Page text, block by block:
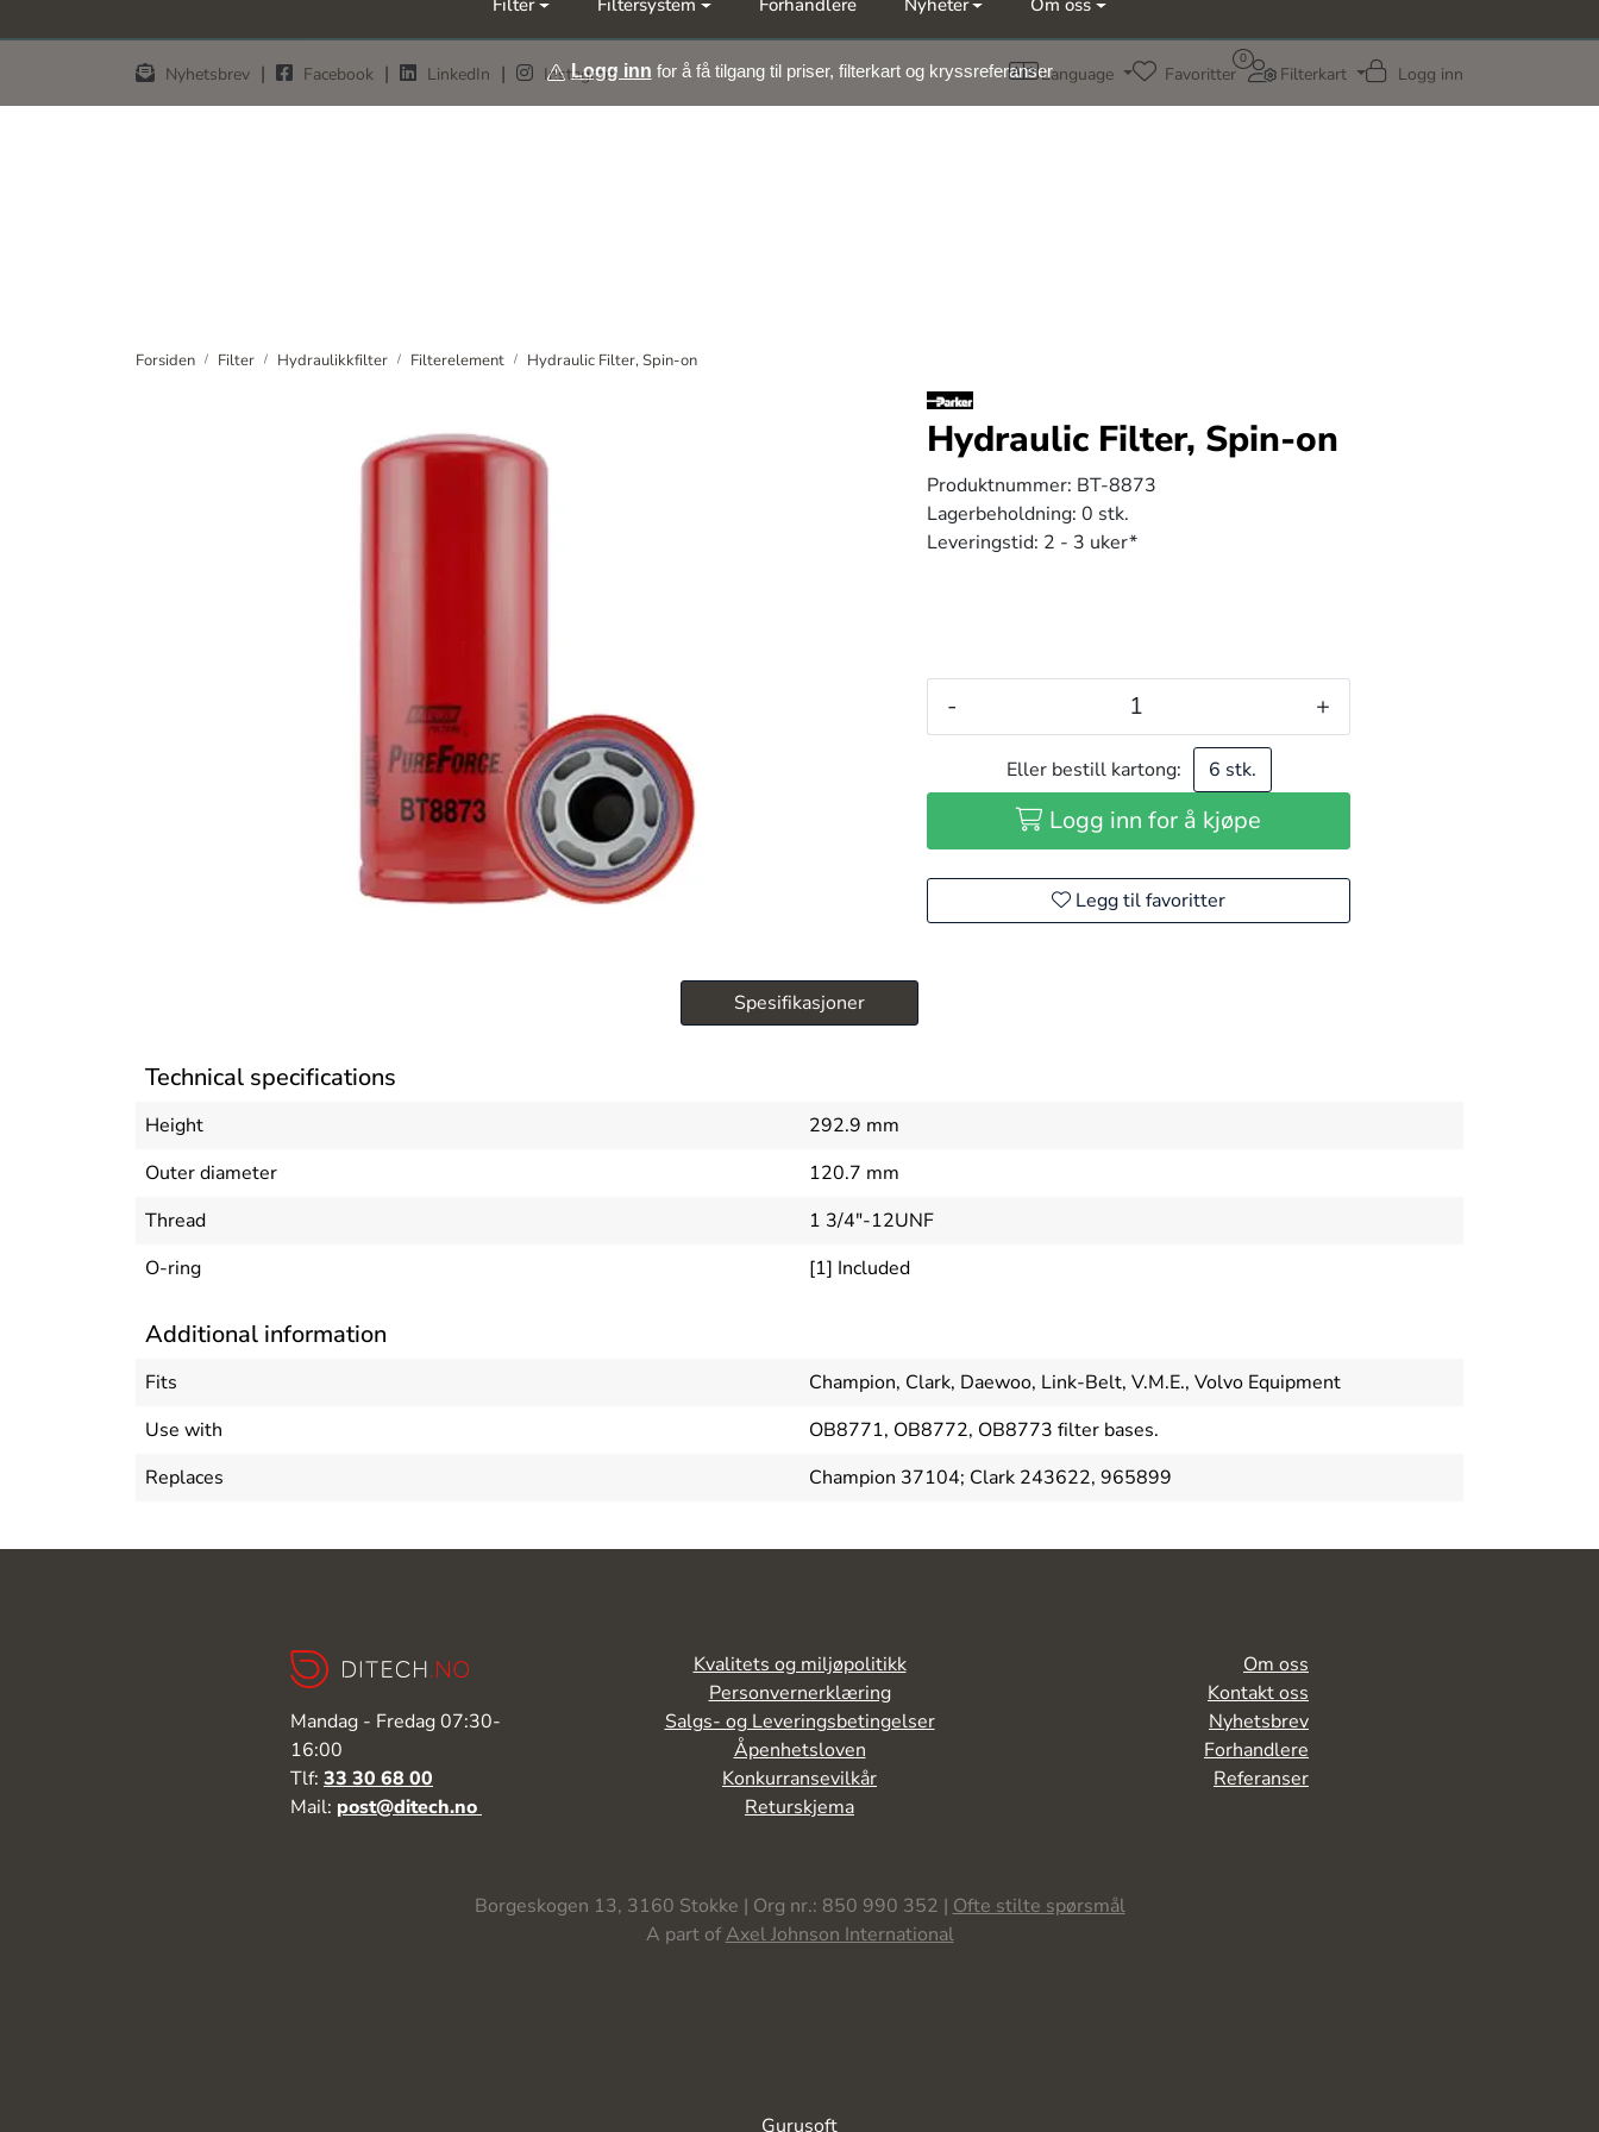
Møt oss på årets messer Nor-Fishing | OTD
Nyhetsbrev | Facebook | LinkedIn | Instagram Language
0
Favoritter Filterkart Logg inn
Filter Filtersystem Forhandlere Nyheter Om oss
Logg inn for å få tilgang til priser, filterkart og kryssreferanser
Forsiden Filter Hydraulikkfilter Filterelement Hydraulic Filter, Spin-on
Hydraulic Filter, Spin-on
Produktnummer: BT-8873
Lagerbeholdning: 0 stk.
Leveringstid: 2 - 3 uker*
- +
Eller bestill kartong: 6 stk.
Logg inn for å kjøpe
Legg til favoritter
Spesifikasjoner
Technical specifications
Height
292.9 mm
Outer diameter
120.7 mm
Thread
1 3/4"-12UNF
O-ring
[1] Included
Additional information
Fits
Champion, Clark, Daewoo, Link-Belt, V.M.E., Volvo Equipment
Use with
OB8771, OB8772, OB8773 filter bases.
Replaces
Champion 37104; Clark 243622, 965899
Mandag - Fredag 07:30-
16:00
Tlf: 33 30 68 00
Mail: post@ditech.no
Kvalitets og miljøpolitikk
Personvernerklæring
Salgs- og Leveringsbetingelser
Åpenhetsloven
Konkurransevilkår
Returskjema
Borgeskogen 13, 3160 Stokke | Org nr.: 850 990 352 | Ofte stilte spørsmål
A part ofAxel Johnson International
Om oss
Kontakt oss
Nyhetsbrev
Forhandlere
Referanser
Gurusoft